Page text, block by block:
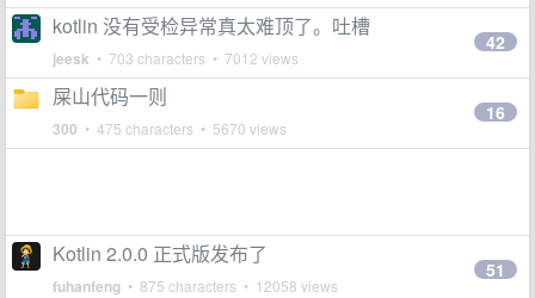
kotlin 没有受检异常真太难顶了。吐槽
jeesk • 703 characters • 7012 views
42
屎山代码一则
300 • 475 characters • 5670 views
16
Kotlin 2.0.0 正式版发布了
fuhanfeng • 875 characters • 12058 views
51